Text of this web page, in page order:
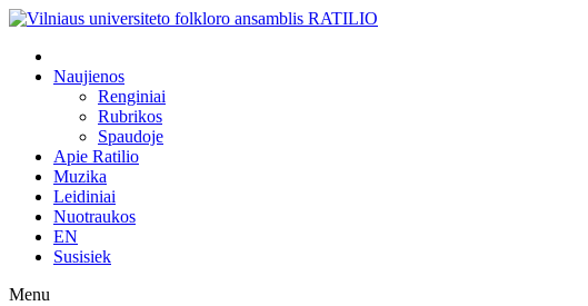
Naujienos
Renginiai
Rubrikos
Spaudoje
Apie Ratilio
Muzika
Leidiniai
Nuotraukos
EN
Susisiek
Menu